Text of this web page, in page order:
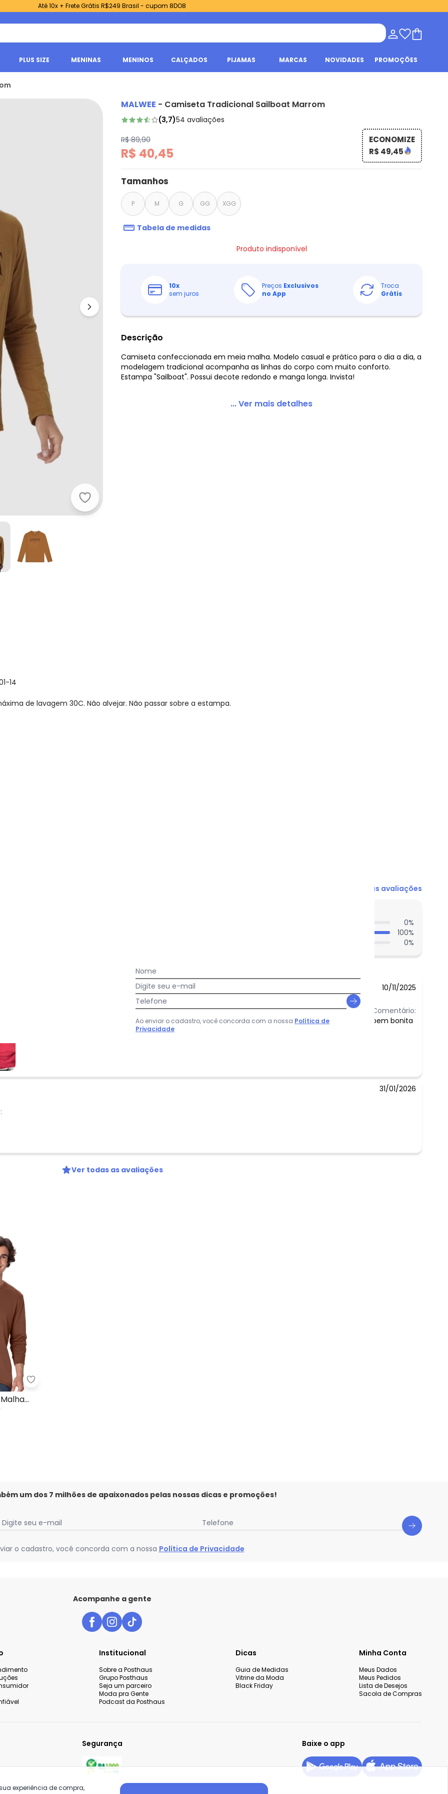
Até 10x + Frete Grátis R$249 Brasil - cupom 8DO8
PLUS SIZE MENINAS MENINOS CALÇADOS PIJAMAS MARCAS NOVIDADES PROMOÇÕES
Malwee - Camiseta Tradicional Sailboat Marrom
MALWEE - Camiseta Tradicional Sailboat Marrom
(3,7)54 avaliações
R$ 89,90
R$ 40,45
ECONOMIZE
R$ 49,45
Tamanhos
P M G GG XGG
Tabela de medidas
Produto indisponível
10x
sem juros
Preços Exclusivos
no App
Troca
Grátis
Descrição
Camiseta confeccionada em meia malha. Modelo casual e prático para o dia a dia, a
modelagem tradicional acompanha as linhas do corpo com muito conforto.
Estampa "Sailboat". Possui decote redondo e manga longa. Invista!
... Ver mais detalhes
14
de lavagem 30C. Não alvejar. Não passar sobre a estampa.
Ver todas as avaliações
0%
100%
0%
10/11/2025
Comentário:
bem bonita
31/01/2026
Ver todas as avaliações
Marrom Escuro
Malwee - Camiseta Regular Malha Marrom
um dos 7 milhões de apaixonados pelas nossas dicas e promoções!
Digite seu e-mail Telefone
o cadastro, você concorda com a nossa Política de Privacidade
Acompanhe a gente
Institucional
Sobre a Posthaus
Grupo Posthaus
Seja um parceiro
Moda pra Gente
Podcast da Posthaus
Dicas
Guia de Medidas
Vitrine da Moda
Black Friday
Minha Conta
Meus Dados
Meus Pedidos
Lista de Desejos
Sacola de Compras
Segurança Baixe o app
Nome
Digite seu e-mail
Telefone
Ao enviar o cadastro, você concorda com a nossa Política de
Privacidade
experiência de compra,